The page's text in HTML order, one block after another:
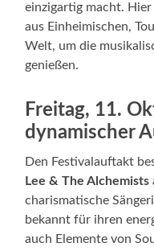
einzigartig macht.
aus Einheimischen,
Welt, um die
genießen.
Freitag, 11.
dynamischer
Den Festivalauftakt
Lee & The Alchemists
charismatische
bekannt für ihren
auch Elemente von